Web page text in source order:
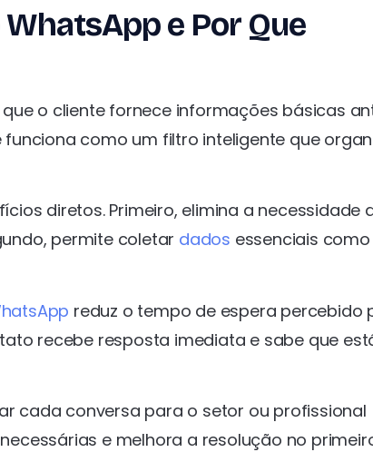
e Por Que
o cliente fornece informações básicas
como um filtro inteligente que
diretos. Primeiro, elimina a necessidade
permite coletar dados essenciais
reduz o tempo de espera percebido
recebe resposta imediata e sabe que
cada conversa para o setor ou profissional
e melhora a resolução no